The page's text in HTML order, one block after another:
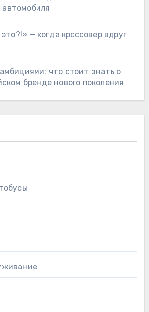
— когда кроссовер вдруг
что стоит знать о
бренде нового поколения